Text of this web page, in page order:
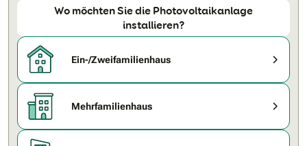
Wo möchten Sie die Photovoltaikanlage
installieren?
Ein-/Zweifamilienhaus
Mehrfamilienhaus